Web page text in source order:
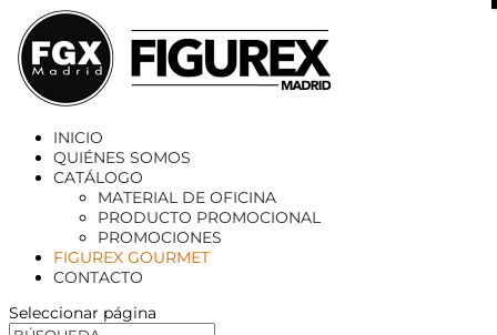
INICIO
QUIÉNES SOMOS
CATÁLOGO
MATERIAL DE OFICINA
PRODUCTO PROMOCIONAL
PROMOCIONES
FIGUREX GOURMET
CONTACTO
Seleccionar página